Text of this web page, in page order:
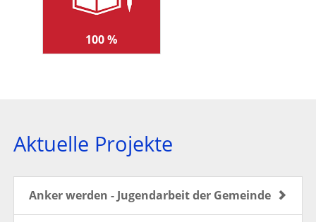
100 %
Aktuelle Projekte
Anker werden - Jugendarbeit der Gemeinde